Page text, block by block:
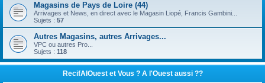
Magasins de Pays de Loire (44)
Arrivages et News, en direct avec le Magasin Liopé, Francis Gambini...
Sujets : 57
Autres Magasins, autres Arrivages...
VPC ou autres Pro...
Sujets : 118
RecifAlOuest et Vous ? A l'Ouest aussi ??